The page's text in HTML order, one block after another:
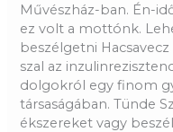
Művészház-ban. Én-
ez volt a mottónk.
beszélgetni
szal az
dolgokról egy finom
társaságában. Tünde
ékszereket vagy